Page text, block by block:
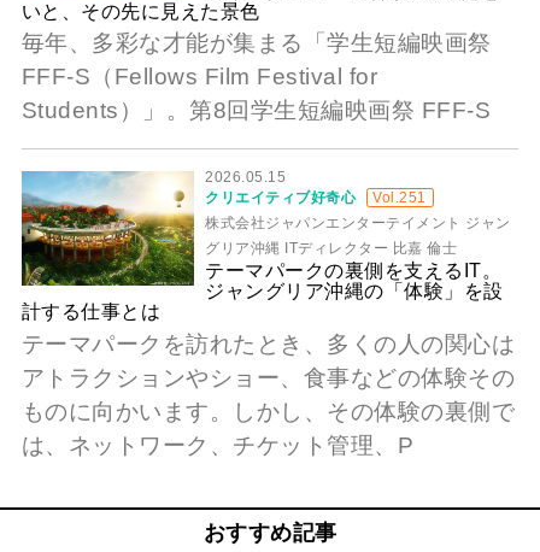
いと、その先に見えた景色
毎年、多彩な才能が集まる「学生短編映画祭
FFF-S（Fellows Film Festival for
Students）」。第8回学生短編映画祭 FFF-S
2026.05.15
クリエイティブ好奇心
Vol.251
株式会社ジャパンエンターテイメント ジャン
グリア沖縄 ITディレクター 比嘉 倫士
テーマパークの裏側を支えるIT。
ジャングリア沖縄の「体験」を設
計する仕事とは
テーマパークを訪れたとき、多くの人の関心は
アトラクションやショー、食事などの体験その
ものに向かいます。しかし、その体験の裏側で
は、ネットワーク、チケット管理、P
おすすめ記事